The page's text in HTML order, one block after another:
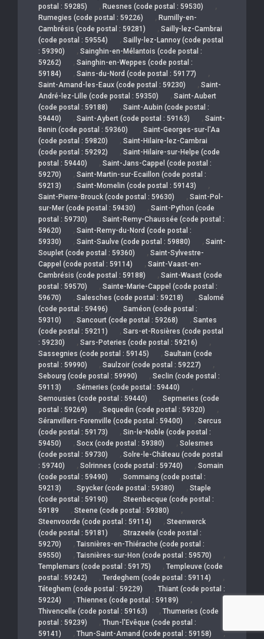
postal : 59285)
, Ruesnes (code postal : 59530) ,
Rumegies (code postal : 59226) , Rumilly-en-
Cambrésis (code postal : 59281)
, Sailly-lez-Cambrai
(code postal : 59554)
, Sailly-lez-Lannoy (code postal
: 59390)
, Sainghin-en-Mélantois (code postal :
59262)
, Sainghin-en-Weppes (code postal :
59184)
, Sains-du-Nord (code postal : 59177) ,
Saint-Amand-les-Eaux (code postal : 59230) , Saint-
André-lez-Lille (code postal : 59350)
, Saint-Aubert
(code postal : 59188)
, Saint-Aubin (code postal :
59440)
, Saint-Aybert (code postal : 59163) , Saint-
Benin (code postal : 59360)
, Saint-Georges-sur-l'Aa
(code postal : 59820)
, Saint-Hilaire-lez-Cambrai
(code postal : 59292)
, Saint-Hilaire-sur-Helpe (code
postal : 59440)
, Saint-Jans-Cappel (code postal :
59270)
, Saint-Martin-sur-Ecaillon (code postal :
59213)
, Saint-Momelin (code postal : 59143) ,
Saint-Pierre-Brouck (code postal : 59630) , Saint-Pol-
sur-Mer (code postal : 59430)
, Saint-Python (code
postal : 59730)
, Saint-Remy-Chaussée (code postal :
59620)
, Saint-Remy-du-Nord (code postal :
59330)
, Saint-Saulve (code postal : 59880) , Saint-
Souplet (code postal : 59360)
, Saint-Sylvestre-
Cappel (code postal : 59114)
, Saint-Vaast-en-
Cambrésis (code postal : 59188)
, Saint-Waast (code
postal : 59570)
, Sainte-Marie-Cappel (code postal :
59670)
, Salesches (code postal : 59218) , Salomé
(code postal : 59496)
, Saméon (code postal :
59310)
, Sancourt (code postal : 59268) , Santes
(code postal : 59211)
, Sars-et-Rosières (code postal
: 59230)
, Sars-Poteries (code postal : 59216) ,
Sassegnies (code postal : 59145) , Saultain (code
postal : 59990)
, Saulzoir (code postal : 59227) ,
Sebourg (code postal : 59990) , Seclin (code postal :
59113)
, Sémeries (code postal : 59440) ,
Semousies (code postal : 59440) , Sepmeries (code
postal : 59269)
, Sequedin (code postal : 59320) ,
Séranvillers-Forenville (code postal : 59400) , Sercus
(code postal : 59173)
, Sin-le-Noble (code postal :
59450)
, Socx (code postal : 59380) , Solesmes
(code postal : 59730)
, Solre-le-Château (code postal
: 59740)
, Solrinnes (code postal : 59740) , Somain
(code postal : 59490)
, Sommaing (code postal :
59213)
, Spycker (code postal : 59380) , Staple
(code postal : 59190)
, Steenbecque (code postal :
59189
, Steene (code postal : 59380) ,
Steenvoorde (code postal : 59114) , Steenwerck
(code postal : 59181)
, Strazeele (code postal :
59270)
, Taisnières-en-Thiérache (code postal :
59550)
, Taisnières-sur-Hon (code postal : 59570) ,
Templemars (code postal : 59175) , Templeuve (code
postal : 59242)
, Terdeghem (code postal : 59114) ,
Téteghem (code postal : 59229) , Thiant (code postal :
59224)
, Thiennes (code postal : 59189) ,
Thivencelle (code postal : 59163) , Thumeries (code
postal : 59239)
, Thun-l'Evêque (code postal :
59141)
, Thun-Saint-Amand (code postal : 59158) ,